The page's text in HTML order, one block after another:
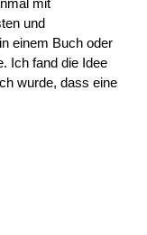
mit
und
einem Buch oder
Ich fand die Idee
wurde, dass eine